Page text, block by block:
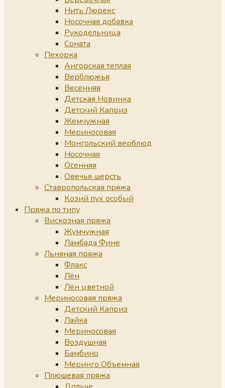
Нить Люрекс
Носочная добавка
Рукодельница
Соната
Пехорка
Ангорская теплая
Верблюжья
Весенняя
Детская Новинка
Детский Каприз
Жемчужная
Мериносовая
Монгольский верблюд
Носочная
Осенняя
Овечья шерсть
Ставропольская пряжа
Козий пух особый
Пряжа по типу
Вискозная пряжа
Жумчужная
Ламбада Фине
Льняная пряжа
Флакс
Лён
Лён цветной
Мериносовая пряжа
Детский Каприз
Лайка
Мериносовая
Воздушная
Бамбино
Меринго Объемная
Плюшевая пряжа